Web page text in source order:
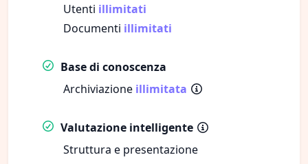
Utenti illimitati
Documenti illimitati
Base di conoscenza
Archiviazione illimitata
Valutazione intelligente
Struttura e presentazione